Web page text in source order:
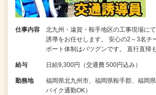
仕事内容
北九州・遠賀・鞍手地区の工事現場に
誘導をお任せします。 安心の2～3名チ
ポート体制はバツグンです。 直行直帰
給与 日給9,300円（交通費 500円込み）
勤務地
福岡県北九州市、福岡県鞍手郡、福岡
バイク通勤OK）